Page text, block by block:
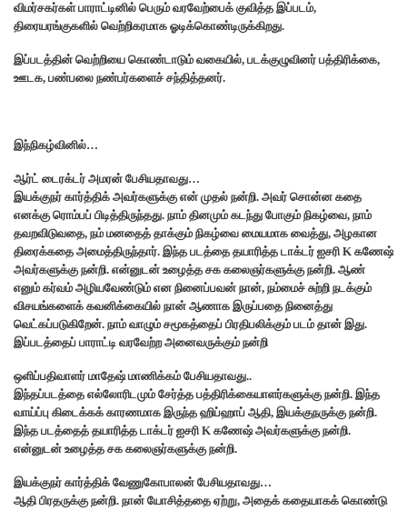
விமர்சகர்கள் பாராட்டினில் பெரும் வரவேற்பைக் குவித்த இப்படம்,
திரையரங்குகளில் வெற்றிகரமாக ஓடிக்கொண்டிருக்கிறது.
இப்படத்தின் வெற்றியை கொண்டாடும் வகையில், படக்குழுவினர் பத்திரிக்கை,
ஊடக, பண்பலை நண்பர்களைச் சந்தித்தனர்.
இந்நிகழ்வினில்…
ஆர்ட் டைரக்டர் அமரன் பேசியதாவது…
இயக்குநர் கார்த்திக் அவர்களுக்கு என் முதல் நன்றி. அவர் சொன்ன கதை
எனக்கு ரொம்பப் பிடித்திருந்தது. நாம் தினமும் கடந்து போகும் நிகழ்வை, நாம்
தவறவிடுவதை, நம் மனதைத் தாக்கும் நிகழ்வை மையமாக வைத்து, அழகான
திரைக்கதை அமைத்திருந்தார். இந்த படத்தை தயாரித்த டாக்டர் ஐசரி K கணேஷ்
அவர்களுக்கு நன்றி. என்னுடன் உழைத்த சக கலைஞர்களுக்கு நன்றி. ஆண்
எனும் கர்வம் அழியவேண்டும் என நினைப்பவன் நான், நம்மைச் சுற்றி நடக்கும்
விசயங்களைக் கவனிக்கையில் நான் ஆணாக இருப்பதை நினைத்து
வெட்கப்படுகிறேன். நாம் வாழும் சமூகத்தைப் பிரதிபலிக்கும் படம் தான் இது.
இப்படத்தைப் பாராட்டி வரவேற்ற அனைவருக்கும் நன்றி
ஒளிப்பதிவாளர் மாதேஷ் மாணிக்கம் பேசியதாவது..
இந்தப்படத்தை எல்லோரிடமும் சேர்த்த பத்திரிக்கையாளர்களுக்கு நன்றி. இந்த
வாய்ப்பு கிடைக்கக் காரணமாக இருந்த ஹிப்ஹாப் ஆதி, இயக்குநருக்கு நன்றி.
இந்த படத்தைத் தயாரித்த டாக்டர் ஐசரி K கணேஷ் அவர்களுக்கு நன்றி.
என்னுடன் உழைத்த சக கலைஞர்களுக்கு நன்றி.
இயக்குநர் கார்த்திக் வேணுகோபாலன் பேசியதாவது…
ஆதி பிரதருக்கு நன்றி. நான் யோசித்ததை ஏற்று, அதைக் கதையாகக் கொண்டு